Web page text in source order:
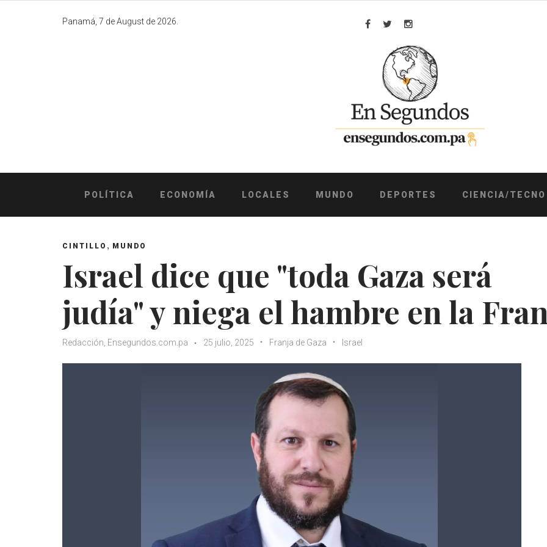
Panamá, 7 de August de 2026.
Facebook
TwitterInstagram
POLÍTICA ECONOMÍA LOCALES MUNDO DEPORTES CIENCIA/TECNO
CINTILLO , MUNDO
Israel dice que "toda Gaza será
judía" y niega el hambre en la
Redacción, Ensegundos.com.pa 25 julio, 2025 Franja de Gaza Israel